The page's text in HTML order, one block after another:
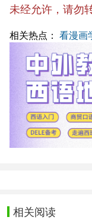
未经允许，请勿
相关热点： 看漫画
相关阅读